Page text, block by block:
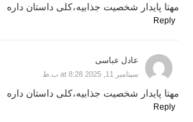
مهتا پایدار شخصیت جذابیه،کلی داستان داره
Reply
عادل عباسی
سپتامبر 11, 2025 at 8:28 ب.ظ
مهتا پایدار شخصیت جذابیه،کلی داستان داره
Reply